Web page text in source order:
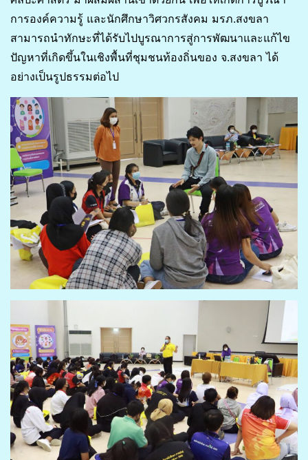
การองค์ความรู้ และนักศึกษาวิศวกรสังคม มรภ.สงขลา
สามารถนำทักษะที่ได้รับไปบูรณาการสู่การพัฒนาและแก้ไข
ปัญหาที่เกิดขึ้นในเชิงพื้นที่ชุมชนท้องถิ่นของ จ.สงขลา ได้
อย่างเป็นรูปธรรมต่อไป